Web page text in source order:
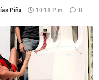
Piña 10:18 P. M. 0